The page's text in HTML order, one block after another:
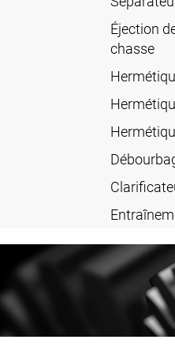
Éjection
chasse